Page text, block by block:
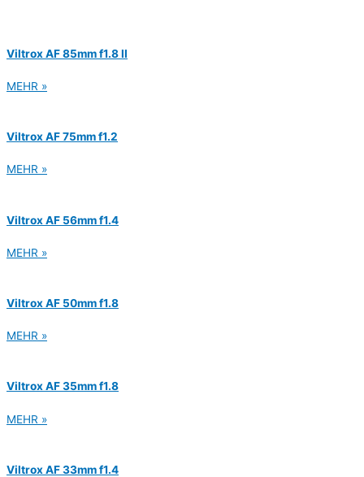
Viltrox AF 85mm f1.8 II
MEHR »
Viltrox AF 75mm f1.2
MEHR »
Viltrox AF 56mm f1.4
MEHR »
Viltrox AF 50mm f1.8
MEHR »
Viltrox AF 35mm f1.8
MEHR »
Viltrox AF 33mm f1.4